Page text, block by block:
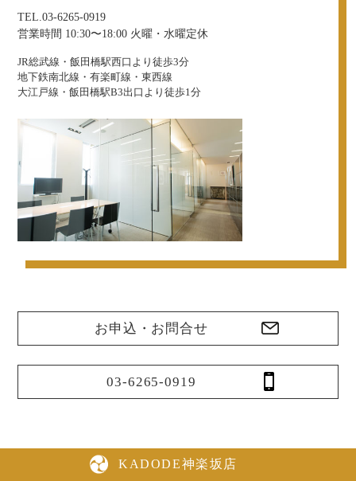
TEL.03-6265-0919
営業時間 10:30〜18:00 火曜・水曜定休
JR総武線・飯田橋駅西口より徒歩3分
地下鉄南北線・有楽町線・東西線
大江戸線・飯田橋駅B3出口より徒歩1分
お申込・お問合せ
03-6265-0919
KADODE神楽坂店